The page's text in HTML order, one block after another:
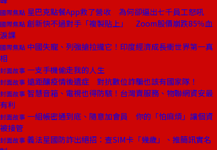
國際焦點 星巴克點餐App救了營收 為何卻逼出七千員工怒吼
國際焦點 創新快不過對手「複製貼上」 Zoom股價崩跌85％血
淚課
國際焦點 中國失寵、列強搶拉攏它！印度經濟成長衝世界第一真
相
封面故事 一支手機偷走我的人生
封面故事 遠距釀疫情後遺症 對抗數位詐騙也該有國家隊！
封面故事 智慧音箱、電視也得防駭！台灣賣服務、物聯網資安最
有利
封面故事 一組帳密通到底、隨意加會員 你的「怕麻煩」讓個資
被接管
封面故事 義法星國防詐出絕招：查SIM卡「幾歲」、推簡訊實名